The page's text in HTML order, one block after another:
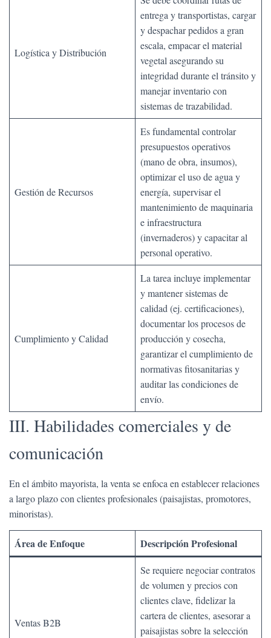
Logística y Distribución
entrega y transportistas, cargar
y despachar pedidos a gran
escala, empacar el material
vegetal asegurando su
integridad durante el tránsito y
manejar inventario con
sistemas de trazabilidad.
Gestión de Recursos
Es fundamental controlar
presupuestos operativos
(mano de obra, insumos),
optimizar el uso de agua y
energía, supervisar el
mantenimiento de maquinaria
e infraestructura
(invernaderos) y capacitar al
personal operativo.
Cumplimiento y Calidad
La tarea incluye implementar
y mantener sistemas de
calidad (ej. certificaciones),
documentar los procesos de
producción y cosecha,
garantizar el cumplimiento de
normativas fitosanitarias y
auditar las condiciones de
envío.
III. Habilidades comerciales y de
comunicación
En el ámbito mayorista, la venta se enfoca en establecer relaciones
a largo plazo con clientes profesionales (paisajistas, promotores,
minoristas).
Área de Enfoque Descripción Profesional
Ventas B2B
Se requiere negociar contratos
de volumen y precios con
clientes clave, fidelizar la
cartera de clientes, asesorar a
paisajistas sobre la selección